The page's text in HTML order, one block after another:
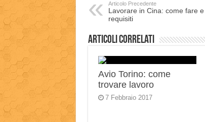
Articolo Precedente
Lavorare in Cina: come fare e
requisiti
Articoli correlati
Avio Torino: come
trovare lavoro
7 Febbraio 2017